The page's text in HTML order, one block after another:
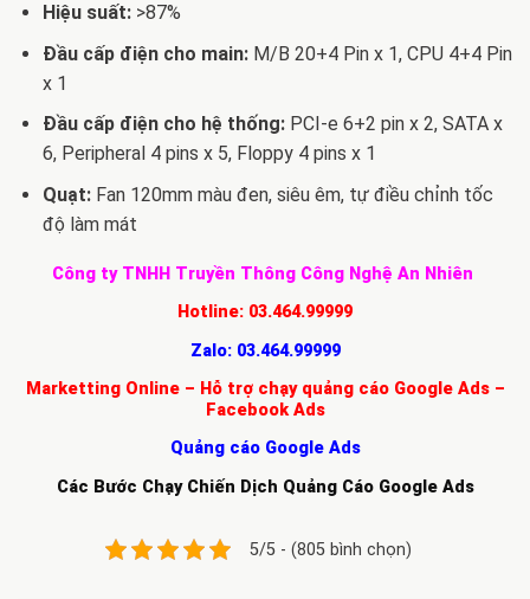
Hiệu suất: >87%
Đầu cấp điện cho main: M/B 20+4 Pin x 1, CPU 4+4 Pin
x 1
Đầu cấp điện cho hệ thống:PCI-e 6+2 pin x 2, SATA x
6, Peripheral 4 pins x 5, Floppy 4 pins x 1
Quạt:Fan 120mm màu đen, siêu êm, tự điều chỉnh tốc
độ làm mát
Công ty TNHH Truyền Thông Công Nghệ An Nhiên
Hotline: 03.464.99999
Zalo: 03.464.99999
Marketting Online – Hỗ trợ chạy quảng cáo Google Ads –
Facebook Ads
Quảng cáo Google Ads
Các Bước Chạy Chiến Dịch Quảng Cáo Google Ads
5/5 - (805 bình chọn)